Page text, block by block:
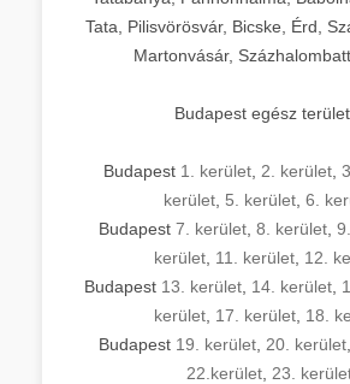
Tata, Pilisvörösvár, Bicske, Érd,
Martonvásár,
Budapest egész
Budapest 1. kerület, 2. kerület,
kerület, 5. kerület, 6.
Budapest 7. kerület, 8. kerület,
kerület 11. kerület 12.
Budapest 13. kerület, 14. kerület,
kerület, 17. kerület, 18.
Budapest 19. kerület, 20. kerület,
22.kerület 23.